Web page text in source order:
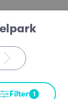
Filter 1